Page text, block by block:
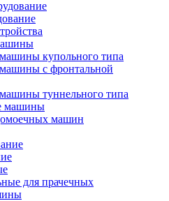
купольного типа
с фронтальной
туннельного типа
машины
машин
для прачечных